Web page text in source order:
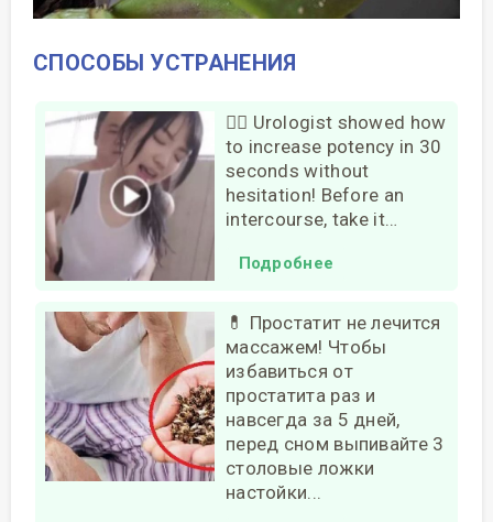
СПОСОБЫ УСТРАНЕНИЯ
❤️‍🔥 Urologist showed how
to increase potency in 30
seconds without
hesitation! Before an
intercourse, take it…
Подробнее
💊 Простатит не лечится
массажем! Чтобы
избавиться от
простатита раз и
навсегда за 5 дней,
перед сном выпивайте 3
столовые ложки
настойки...